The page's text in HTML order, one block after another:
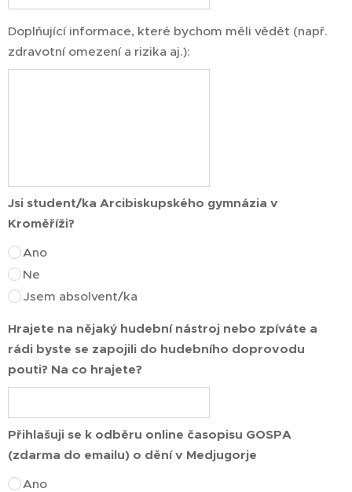
Doplňující informace, které bychom měli vědět (např.
zdravotní omezení a rizika aj.):
Jsi student/ka Arcibiskupského gymnázia v
Kroměříži?
Ano
Ne
Jsem absolvent/ka
Hrajete na nějaký hudební nástroj nebo zpíváte a
rádi byste se zapojili do hudebního doprovodu
pouti? Na co hrajete?
Přihlašuji se k odběru online časopisu GOSPA
(zdarma do emailu) o dění v Medjugorje
Ano